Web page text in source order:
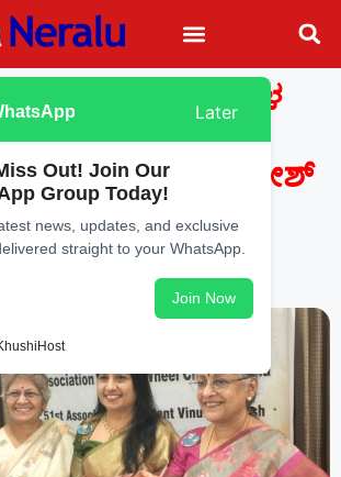
ಕ್ರೀಡಾ ಚಟುವಟಿಕೆಗಳ
ವಿಶೇಷ ಕಾರ್ಯಕ್ರಮ:
ಅಧ್ಯಕ್ಷೆ ವಿನುತಾ ಹರೀಶ್
— June 10, 2026 - 8:05 AM
Later
Out! Join Our
Group Today!
news, updates, and exclusive
straight to your WhatsApp.
Join Now